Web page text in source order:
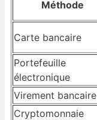
Méthode
Carte bancaire
Portefeuille
électronique
Virement bancaire
Cryptomonnaie